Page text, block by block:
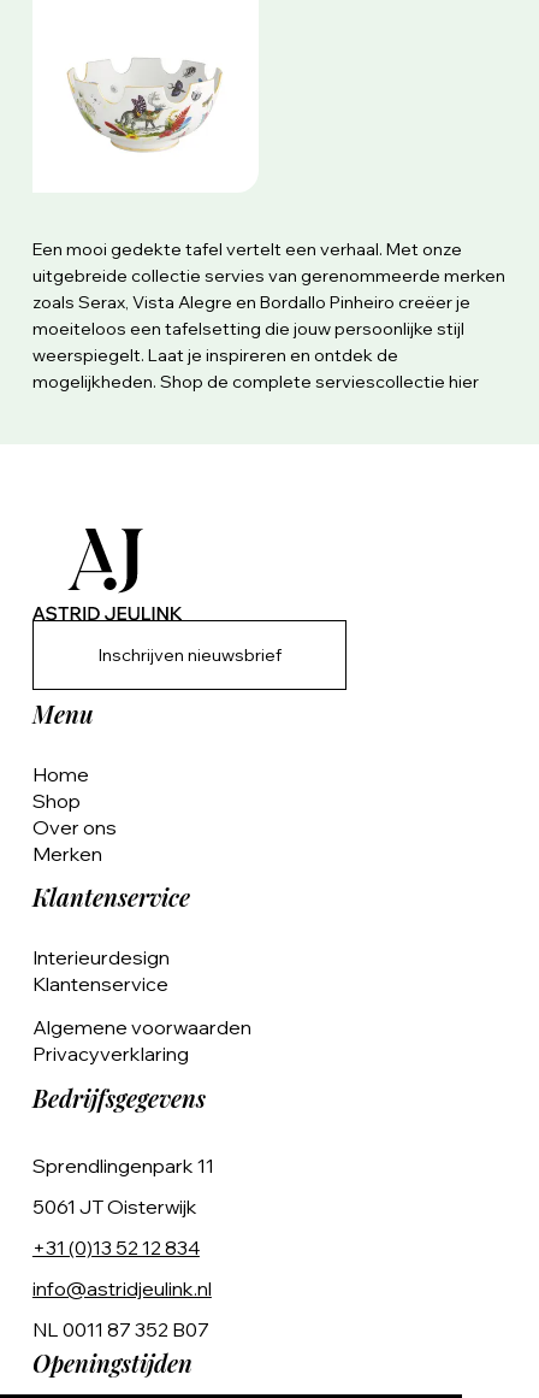
Een mooi gedekte tafel vertelt een verhaal. Met onze
uitgebreide collectie servies van gerenommeerde merken
zoals Serax, Vista Alegre en Bordallo Pinheiro creëer je
moeiteloos een tafelsetting die jouw persoonlijke stijl
weerspiegelt. Laat je inspireren en ontdek de
mogelijkheden. Shop de complete serviescollectie hier
Inschrijven nieuwsbrief
Menu
Home
Shop
Over ons
Merken
Klantenservice
Interieurdesign
Klantenservice
Algemene voorwaarden
Privacyverklaring
Bedrijfsgegevens
Sprendlingenpark 11
5061 JT Oisterwijk
+31 (0)13 52 12 834
info@astridjeulink.nl
NL 0011 87 352 B07
Openingstijden